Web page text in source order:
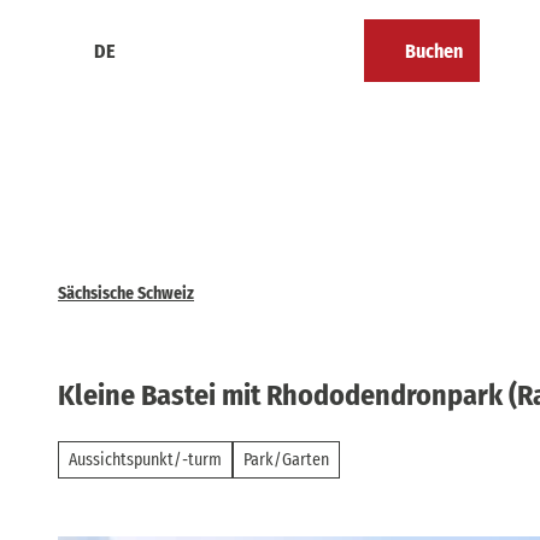
DE Buchen
Sächsische Schweiz
Kleine Bastei mit Rhododendronpark
Aussichtspunkt/-turm Park/Garten